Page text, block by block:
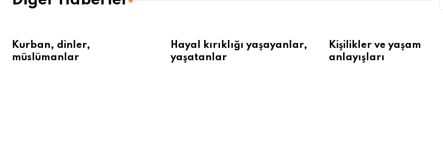
Kurban, dinler,
müslümanlar
Hayal kırıklığı yaşayanlar,
yaşatanlar
Kişilikler ve yaşam
anlayışları